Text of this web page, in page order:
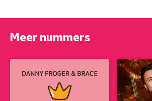
Meer nummers